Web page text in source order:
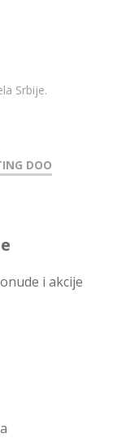
Srbije.
DOO
i akcije